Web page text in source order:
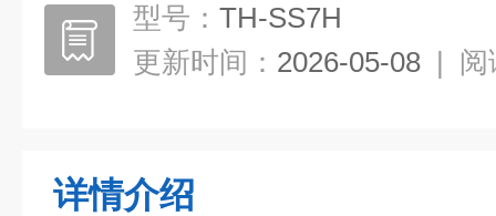
型号： TH-SS7H
更新时间： 2026-05-08 | 阅
详情介绍